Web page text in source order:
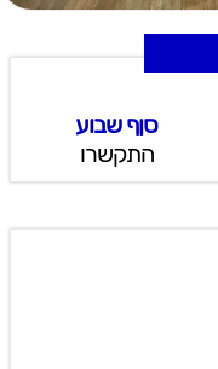
סןף שבוע
התקשרו